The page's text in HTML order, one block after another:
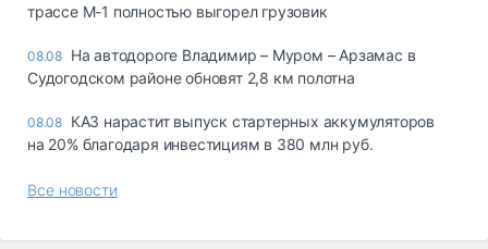
трассе М-1 полностью выгорел грузовик
08.08 На автодороге Владимир – Муром – Арзамас в
Судогодском районе обновят 2,8 км полотна
08.08 КАЗ нарастит выпуск стартерных аккумуляторов
на 20% благодаря инвестициям в 380 млн руб.
Все новости